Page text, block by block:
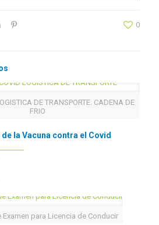
0
DE TRANSPORTE. CADENA DE
FRIO
la Vacuna contra el Covid
para Licencia de Conducir